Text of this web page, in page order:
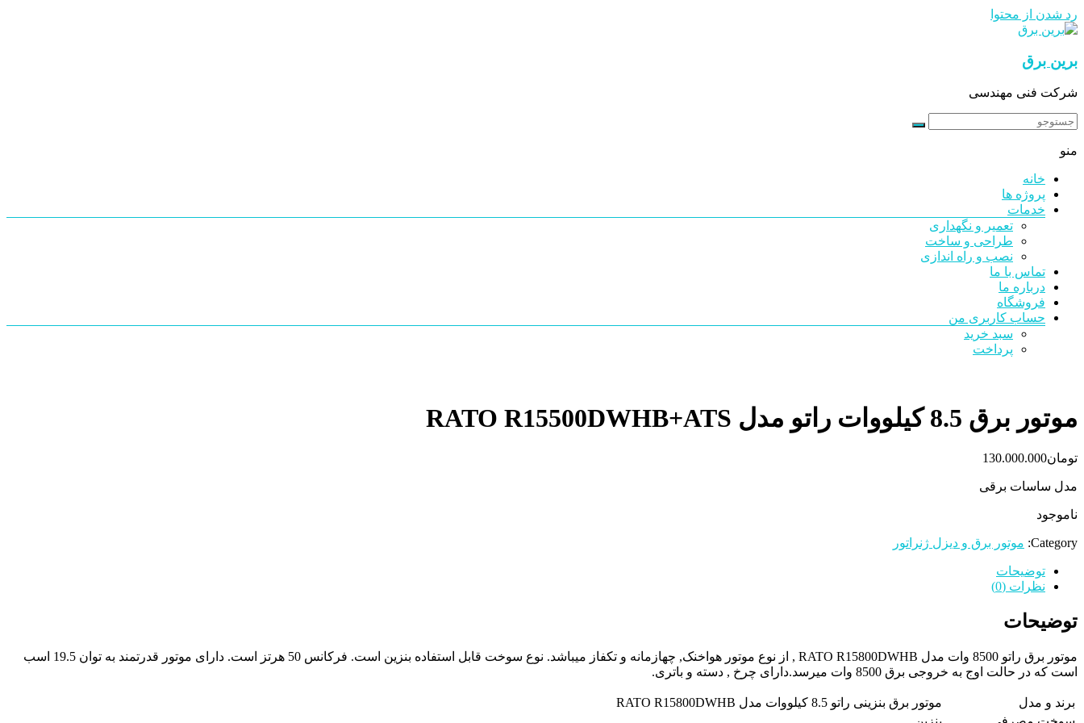
رد شدن از محتوا
برین برق
شرکت فنی مهندسی
منو
خانه
پروژه ها
خدمات
تعمیر و نگهداری
طراحی و ساخت
نصب و راه اندازی
تماس با ما
درباره ما
فروشگاه
حساب کاربری من
سبد خرید
پرداخت
موتور برق 8.5 کیلووات راتو مدل RATO R15500DWHB+ATS
تومان130.000.000
مدل ساسات برقی
ناموجود
Category: موتور برق و دیزل ژنراتور
توضیحات
نظرات (0)
توضیحات
موتور برق راتو 8500 وات مدل RATO R15800DWHB , از نوع موتور هواخنک, چهازمانه و تکفاز میباشد. نوع سوخت قابل استفاده بنزین است. فرکانس 50 هرتز است. دارای موتور قدرتمند به توان 19.5 اسب
است که در حالت اوج به خروجی برق 8500 وات میرسد.دارای چرخ , دسته و باتری.
برند و مدل
موتور برق بنزینی راتو 8.5 کیلووات مدل RATO R15800DWHB